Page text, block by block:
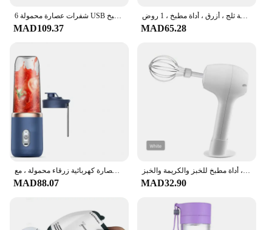
6 شفرات عصارة محمولة USB قابلة للشحن عصارة شفرة فولاذية غير قابلة للصدأ كوب عصارة الفاكهة التلقائي خلاط عصائر أداة المطبخ
MAD109.37
عصارة كهربائية صغيرة محمولة ، كوب نصل من الفولاذ المقاوم للصدأ ، خلاط فواكه ، عصير آلي ، صانعة ثلج ، أزرق ، أداة مطبخ ، 1 روض
MAD65.28
كوب عصارة كهربائية زرقاء محمولة ، مع USB قابلة لإعادة الشحن ، شفرة صغيرة من الفولاذ المقاوم للصدأ ، خلاط ، كسارة ثلج
MAD88.07
عجينة الخفق الأوتوماتيكية الكهربائية المحمولة اللاسلكية ، أداة مطبخ للخبز والكريمة والخبز
MAD32.90